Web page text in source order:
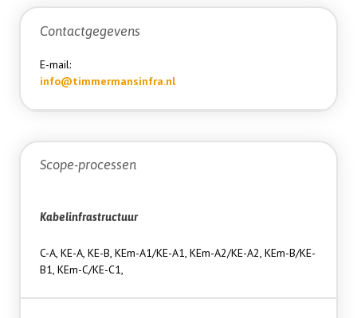
Contactgegevens
E-mail:
info@timmermansinfra.nl
Scope-processen
Kabelinfrastructuur
C-A, KE-A, KE-B, KEm-A1/KE-A1, KEm-A2/KE-A2, KEm-B/KE-
B1, KEm-C/KE-C1,